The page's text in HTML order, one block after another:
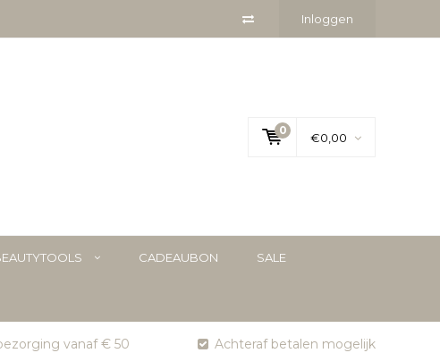
Inloggen
0
€0,00
CADEAUBON SALE
vanaf € 50 Achteraf betalen mogelijk